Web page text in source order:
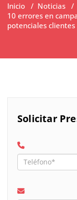
Inicio / Noticias /
10 errores en
potenciales clientes
Solicitar